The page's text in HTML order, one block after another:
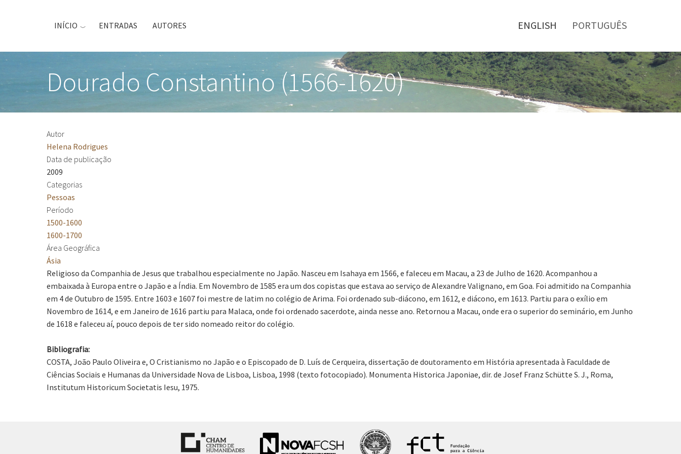
principal
ENGLISH PORTUGUÊS
INÍCIO ENTRADAS AUTORES
Dourado Constantino (1566-1620)
Autor
Helena Rodrigues
Data de publicação
2009
Categorias
Pessoas
Período
1500-1600
1600-1700
Área Geográfica
Ásia
Religioso da Companhia de Jesus que trabalhou especialmente no Japão. Nasceu em Isahaya em 1566, e faleceu em Macau, a 23 de Julho de 1620. Acompanhou a
embaixada à Europa entre o Japão e a Índia. Em Novembro de 1585 era um dos copistas que estava ao serviço de Alexandre Valignano, em Goa. Foi admitido na Companhia
em 4 de Outubro de 1595. Entre 1603 e 1607 foi mestre de latim no colégio de Arima. Foi ordenado sub-diácono, em 1612, e diácono, em 1613. Partiu para o exílio em
Novembro de 1614, e em Janeiro de 1616 partiu para Malaca, onde foi ordenado sacerdote, ainda nesse ano. Retornou a Macau, onde era o superior do seminário, em Junho
de 1618 e faleceu aí, pouco depois de ter sido nomeado reitor do colégio.
Bibliografia:
COSTA, João Paulo Oliveira e, O Cristianismo no Japão e o Episcopado de D. Luís de Cerqueira, dissertação de doutoramento em História apresentada à Faculdade de
Ciências Sociais e Humanas da Universidade Nova de Lisboa, Lisboa, 1998 (texto fotocopiado). Monumenta Historica Japoniae, dir. de Josef Franz Schütte S. J., Roma,
Institutum Historicum Societatis Iesu, 1975.